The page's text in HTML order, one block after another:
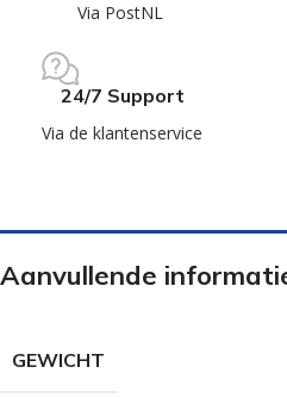
Via PostNL
24/7 Support
Via de klantenservice
Aanvullende
GEWICHT